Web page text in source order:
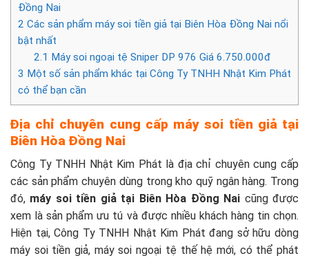
Đồng Nai
2 Các sản phẩm máy soi tiền giả tại Biên Hòa Đồng Nai nổi
bật nhất
2.1 Máy soi ngoại tệ Sniper DP 976 Giá 6.750.000đ
3 Một số sản phẩm khác tại Công Ty TNHH Nhật Kim Phát
có thể bạn cần
Địa chỉ chuyên cung cấp máy soi tiền giả tại
Biên Hòa Đồng Nai
Công Ty TNHH Nhật Kim Phát là địa chỉ chuyên cung cấp
các sản phẩm chuyên dùng trong kho quỹ ngân hàng. Trong
đó, máy soi tiền giả tại Biên Hòa Đồng Nai cũng được
xem là sản phẩm ưu tú và được nhiều khách hàng tin chọn.
Hiện tại, Công Ty TNHH Nhật Kim Phát đang sở hữu dòng
máy soi tiền giả, máy soi ngoại tệ thế hệ mới, có thể phát